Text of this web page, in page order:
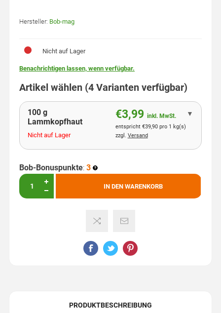
Hersteller: Bob-mag
Nicht auf Lager
Benachrichtigen lassen, wenn verfügbar.
Artikel wählen (4 Varianten verfügbar)
100 g
Lammkopfhaut
Nicht auf Lager
€3,99 inkl. MwSt.
entspricht €39,90 pro 1 kg(s)
zzgl. Versand
▼
Bob-Bonuspunkte: 3
IN DEN WARENKORB
PRODUKTBESCHREIBUNG